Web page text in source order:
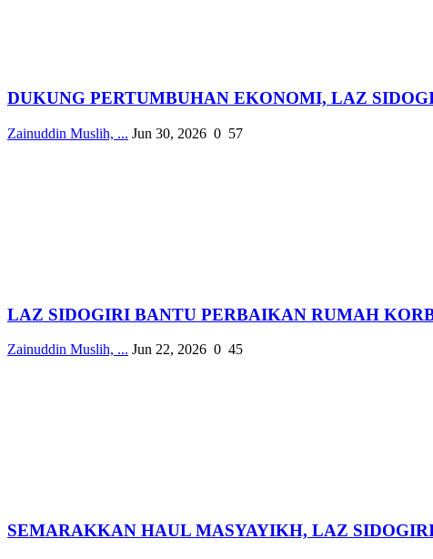
DUKUNG PERTUMBUHAN EKONOMI, LAZ
Zainuddin Muslih, ... Jun 30, 2026 0 57
LAZ SIDOGIRI BANTU PERBAIKAN RUMAH
Zainuddin Muslih, ... Jun 22, 2026 0 45
SEMARAKKAN HAUL MASYAYIKH, LAZ